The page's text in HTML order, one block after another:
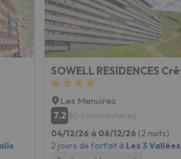
Les Menuires
7.2 80 commentaires
04/12/26 à 06/12/26 (2 nuits)
2 jours de forfait à Les 3 Vallées